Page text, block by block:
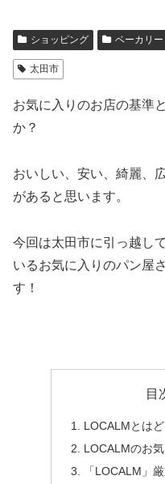
ショッピング ベーカリー
太田市
お気に入りのお店の基準
か？
おいしい、安い、綺麗、
があると思います。
今回は太田市に引っ越し
いるお気に入りのパン屋
す！
目
LOCALMとは
LOCALMのお
「LOCALM」